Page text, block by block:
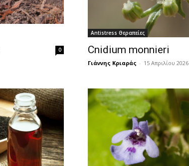
0
Antistress Θεραπείες
Cnidium monnieri
Γιάννης Κριαράς - 15 Απριλίου 2026